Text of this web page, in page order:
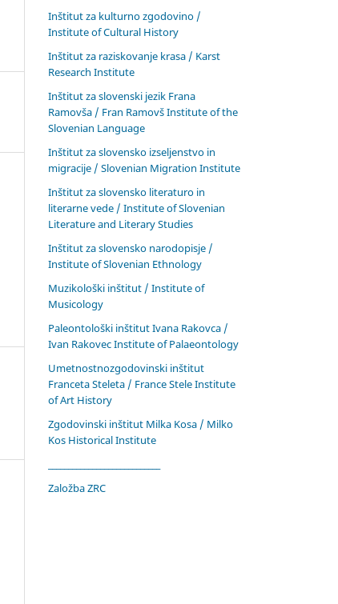
Inštitut za kulturno zgodovino /
Institute of Cultural History
Inštitut za raziskovanje krasa / Karst
Research Institute
Inštitut za slovenski jezik Frana
Ramovša / Fran Ramovš Institute of the
Slovenian Language
Inštitut za slovensko izseljenstvo in
migracije / Slovenian Migration Institute
Inštitut za slovensko literaturo in
literarne vede / Institute of Slovenian
Literature and Literary Studies
Inštitut za slovensko narodopisje /
Institute of Slovenian Ethnology
Muzikološki inštitut / Institute of
Musicology
Paleontološki inštitut Ivana Rakovca /
Ivan Rakovec Institute of Palaeontology
Umetnostnozgodovinski inštitut
Franceta Steleta / France Stele Institute
of Art History
Zgodovinski inštitut Milka Kosa / Milko
Kos Historical Institute
Založba ZRC